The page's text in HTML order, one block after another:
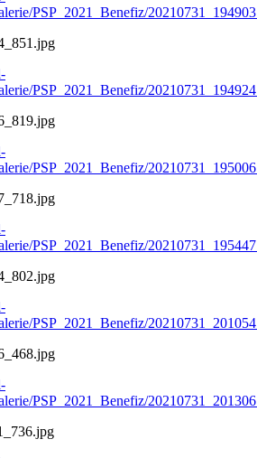
PSP_2021_Benefiz/
PSP_2021_Benefiz/
PSP_2021_Benefiz/
PSP_2021_Benefiz/
PSP_2021_Benefiz/
PSP_2021_Benefiz/